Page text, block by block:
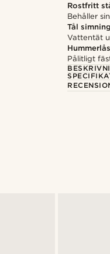
Rostfritt
Behåller
Tål
Vattentät
Hummerlås
Pålitligt